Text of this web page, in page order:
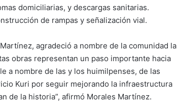
domiciliarias, y descargas sanitarias.
de rampas y señalización vial.
agradeció a nombre de la comunidad la
obras representan un paso importante hacia
a nombre de las y los huimilpenses, de las
Kuri por seguir mejorando la infraestructura
de la historia”, afirmó Morales Martínez.